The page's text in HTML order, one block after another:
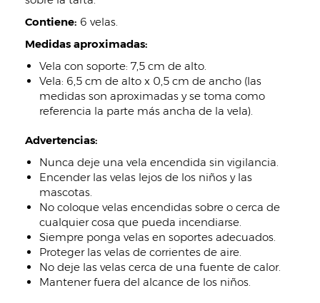
Contiene: 6 velas.
Medidas aproximadas:
Vela con soporte: 7,5 cm de alto.
Vela: 6,5 cm de alto x 0,5 cm de ancho (las
medidas son aproximadas y se toma como
referencia la parte más ancha de la vela).
Advertencias:
Nunca deje una vela encendida sin vigilancia.
Encender las velas lejos de los niños y las
mascotas.
No coloque velas encendidas sobre o cerca de
cualquier cosa que pueda incendiarse.
Siempre ponga velas en soportes adecuados.
Proteger las velas de corrientes de aire.
No deje las velas cerca de una fuente de calor.
Mantener fuera del alcance de los niños.